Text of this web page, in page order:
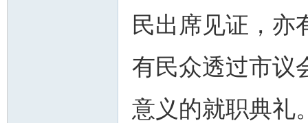
民出席见证，亦
有民众透过市议
意义的就职典礼